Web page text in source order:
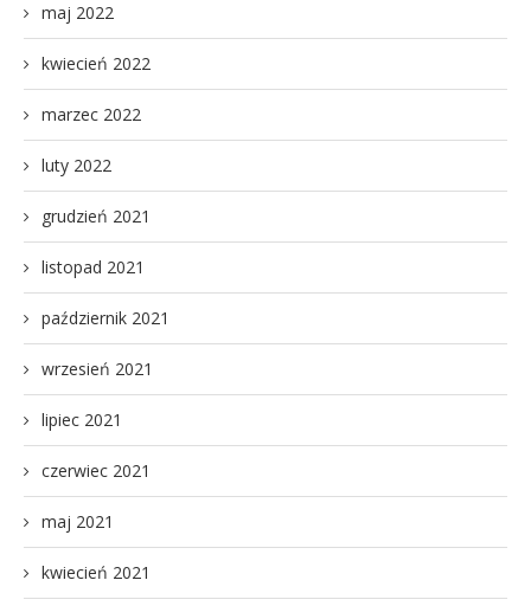
maj 2022
kwiecień 2022
marzec 2022
luty 2022
grudzień 2021
listopad 2021
październik 2021
wrzesień 2021
lipiec 2021
czerwiec 2021
maj 2021
kwiecień 2021